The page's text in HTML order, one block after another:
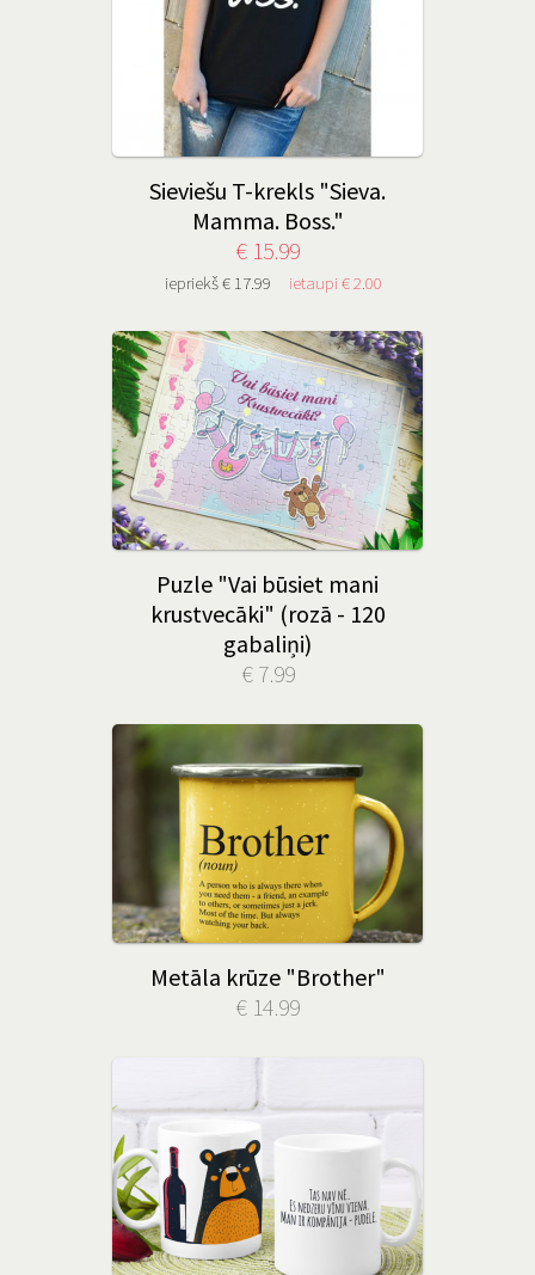
Sieviešu T-krekls "Sieva.
Mamma. Boss."
€ 15.99
iepriekš € 17.99 ietaupi € 2.00
Puzle "Vai būsiet mani
krustvecāki" (rozā - 120
gabaliņi)
€ 7.99
Metāla krūze "Brother"
€ 14.99